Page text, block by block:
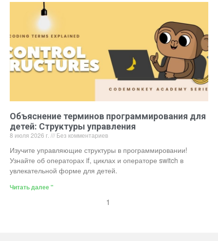
Объяснение терминов программирования для
детей: Структуры управления
8 июля 2026 г. Без комментариев
Изучите управляющие структуры в программировании!
Узнайте об операторах if, циклах и операторе switch в
увлекательной форме для детей.
Читать далее "
1